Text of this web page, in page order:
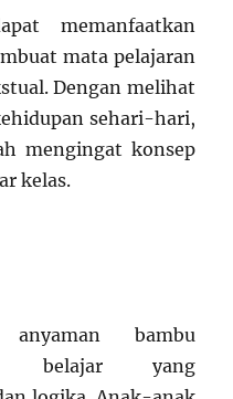
memanfaatkan
mata pelajaran
Dengan melihat
sehari-hari,
mengingat konsep
kelas.
bambu
belajar yang